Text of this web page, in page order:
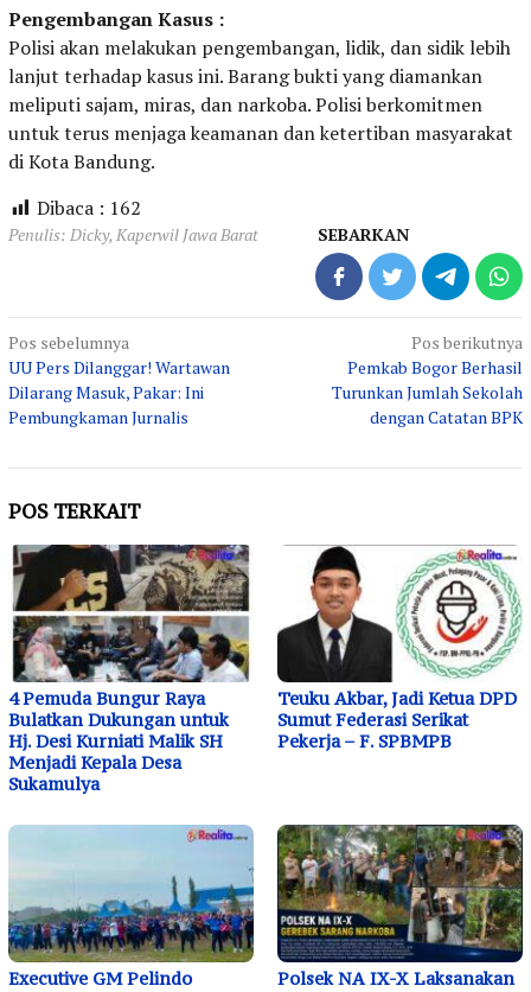
Pengembangan Kasus :
Polisi akan melakukan pengembangan, lidik, dan sidik lebih
lanjut terhadap kasus ini. Barang bukti yang diamankan
meliputi sajam, miras, dan narkoba. Polisi berkomitmen
untuk terus menjaga keamanan dan ketertiban masyarakat
di Kota Bandung.
Dibaca : 162
Penulis: Dicky, Kaperwil Jawa Barat SEBARKAN
Navigasi
pos
Pos sebelumnya
UU Pers Dilanggar! Wartawan
Dilarang Masuk, Pakar: Ini
Pembungkaman Jurnalis
Pos berikutnya
Pemkab Bogor Berhasil
Turunkan Jumlah Sekolah
dengan Catatan BPK
POS TERKAIT
4 Pemuda Bungur Raya
Bulatkan Dukungan untuk
Hj. Desi Kurniati Malik SH
Menjadi Kepala Desa
Sukamulya
Teuku Akbar, Jadi Ketua DPD
Sumut Federasi Serikat
Pekerja – F. SPBMPB
Executive GM Pelindo
Polsek NA IX-X Laksanakan